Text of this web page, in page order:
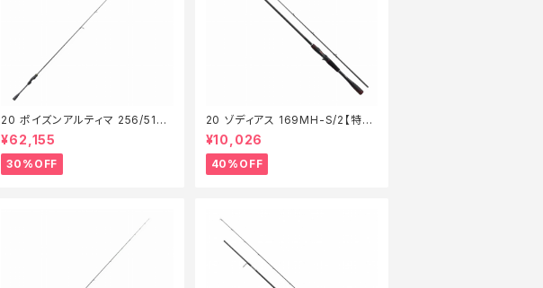
20 ポイズンアルティマ 256/510X
UL-S【特価ロッド】【30】
¥62,155
30%OFF
20 ゾディアス 169MH-S/2【特価
竿】【40】
¥10,026
40%OFF